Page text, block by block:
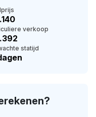
verkoop
statijd